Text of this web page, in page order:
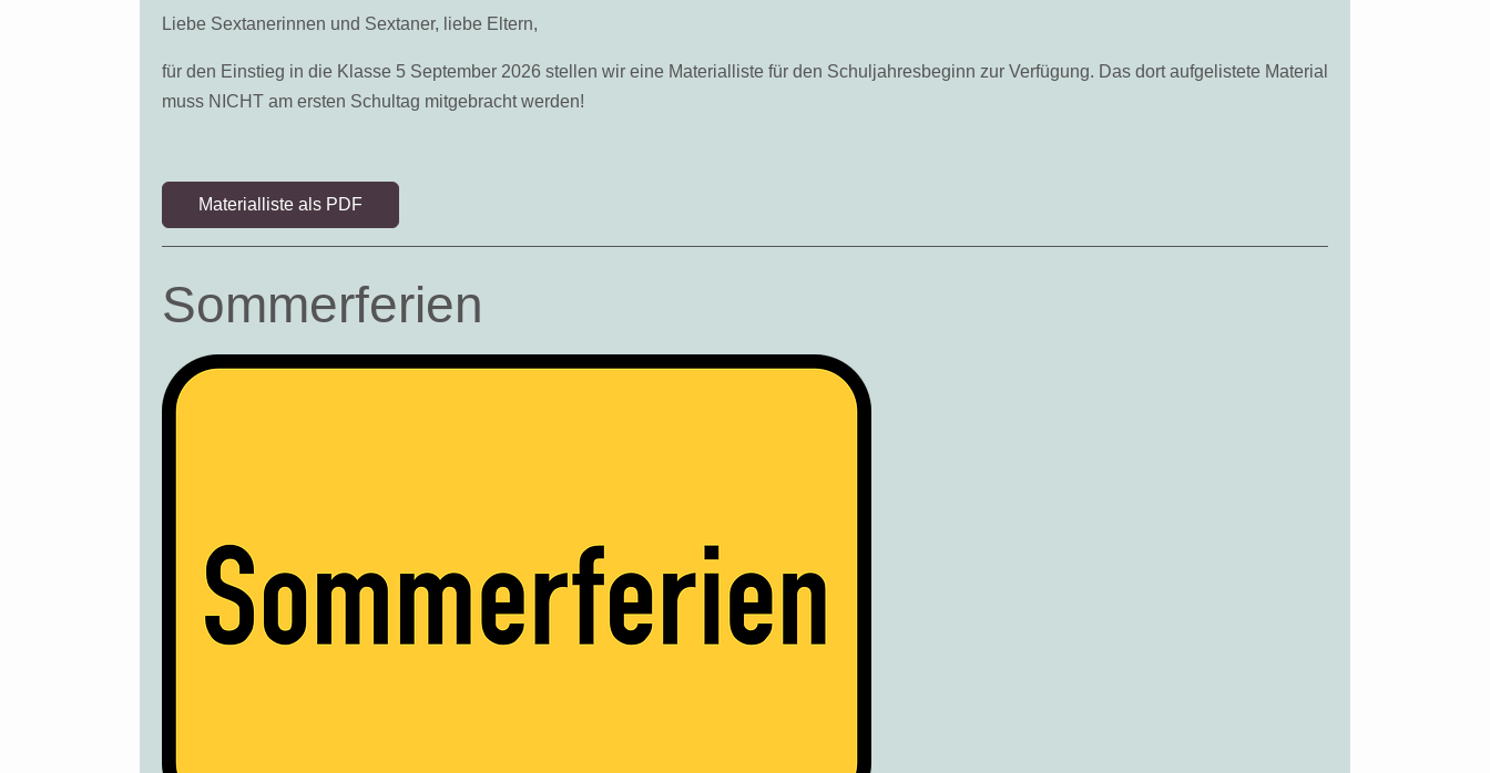
Liebe Sextanerinnen und Sextaner, liebe Eltern,
für den Einstieg in die Klasse 5 September 2026 stellen wir eine Materialliste für den Schuljahresbeginn zur Verfügung. Das dort aufgelistete Material
muss NICHT am ersten Schultag mitgebracht werden!
Materialliste als PDF
Sommerferien